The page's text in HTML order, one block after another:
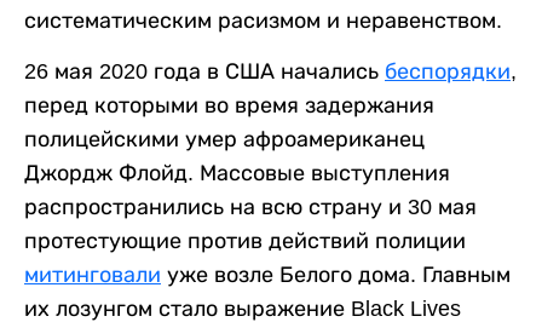
систематическим расизмом и неравенством.
26 мая 2020 года в США начались беспорядки,
перед которыми во время задержания
полицейскими умер афроамериканец
Джордж Флойд. Массовые выступления
распространились на всю страну и 30 мая
протестующие против действий полиции
митинговали уже возле Белого дома. Главным
их лозунгом стало выражение Black Lives